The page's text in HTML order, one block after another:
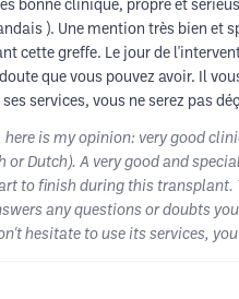
bonne clinique, propre et
). Une mention très bien et
cette greffe. Le jour de
que vous pouvez avoir. Il
services, vous ne serez pas
is my opinion: very good
or Dutch). A very good and
to finish during this
any questions or doubts
hesitate to use its services,